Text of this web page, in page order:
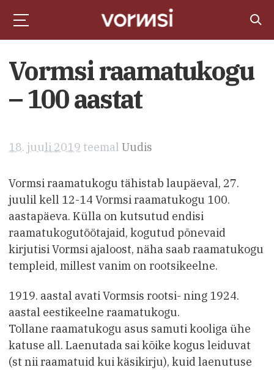
Vormsi raamatukogu
– 100 aastat
18. juuli 2019 teemal Uudis
Vormsi raamatukogu tähistab laupäeval, 27.
juulil kell 12-14 Vormsi raamatukogu 100.
aastapäeva. Külla on kutsutud endisi
raamatukogutöötajaid, kogutud põnevaid
kirjutisi Vormsi ajaloost, näha saab raamatukogu
templeid, millest vanim on rootsikeelne.
1919. aastal avati Vormsis rootsi- ning 1924.
aastal eestikeelne raamatukogu.
Tollane raamatukogu asus samuti kooliga ühe
katuse all. Laenutada sai kõike kogus leiduvat
(st nii raamatuid kui käsikirju), kuid laenutuse